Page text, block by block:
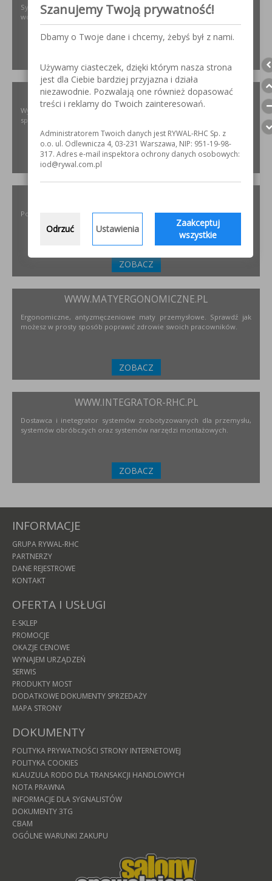
Systemy transportu bliskiego, żurawie, żurawików, suwnice,
wciągników oraz wiele innych.
XIRIS.PL
Wysoce wyspecjalizowane kamery spawalnicze do badania jakości
spoin spawalniczych
ZOBACZ
Polski producent materiałów ściernych dla przemysłu
ZOBACZ
WWW.MATYERGONOMICZNE.PL
Ergonomiczne, antyzmęczeniowe maty przemysłowe. Sprawdź jak
możesz w prosty sposób poprawić zdrowie swoich pracowników.
ZOBACZ
WWW.INTEGRATOR-RHC.PL
Dostawca i inetegrator systemów zrobotyzowanych dla przemysłu,
systemów obróbczych oraz systemów narzędzi montażowych.
ZOBACZ
INFORMACJE
GRUPA RYWAL-RHC
PARTNERZY
DANE REJESTROWE
KONTAKT
OFERTA I USŁUGI
E-SKLEP
PROMOCJE
OKAZJE CENOWE
WYNAJEM URZĄDZEŃ
SERWIS
PRODUKTY MOST
DODATKOWE DOKUMENTY SPRZEDAŻY
MAPA STRONY
DOKUMENTY
POLITYKA PRYWATNOŚCI STRONY INTERNETOWEJ
POLITYKA COOKIES
KLAUZULA RODO DLA TRANSAKCJI HANDLOWYCH
NOTA PRAWNA
INFORMACJE DLA SYGNALISTÓW
DOKUMENTY 3TG
CBAM
OGÓLNE WARUNKI ZAKUPU
Szanujemy Twoją prywatność!
Dbamy o Twoje dane i chcemy, żebyś był z nami.
Używamy ciasteczek, dzięki którym nasza strona
jest dla Ciebie bardziej przyjazna i działa
niezawodnie. Pozwalają one również dopasować
treści i reklamy do Twoich zainteresowań.
Administratorem Twoich danych jest RYWAL-RHC Sp. z
o.o. ul. Odlewnicza 4, 03-231 Warszawa, NIP: 951-19-98-
317. Adres e-mail inspektora ochrony danych osobowych:
iod@rywal.com.pl
Odrzuć Ustawienia
Zaakceptuj
wszystkie